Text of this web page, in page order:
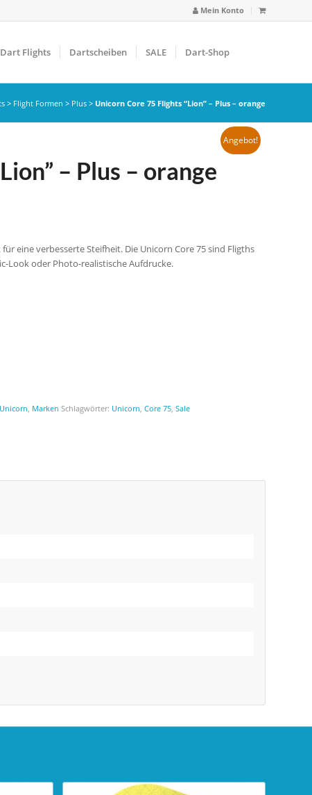
Mein Konto
Dart Flights Dartscheiben SALE Dart-Shop
> Flight Formen > Plus > Unicorn Core 75 Flights “Lion” – Plus – orange
Angebot!
– Plus – orange
eine verbesserte Steifheit. Die Unicorn Core 75 sind Fligths
Look oder Photo-realistische Aufdrucke.
Unicorn Marken Schlagwörter: Unicorn ,Core 75 ,Sale